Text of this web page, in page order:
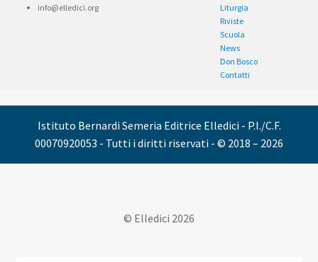
info@elledici.org
Liturgia
Riviste
Scuola
News
Don Bosco
Contatti
Istituto Bernardi Semeria Editrice Elledici - P.I./C.F.
00070920053 - Tutti i diritti riservati - © 2018 – 2026
© Elledici 2026